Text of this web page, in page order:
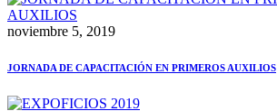
noviembre 5, 2019
JORNADA DE CAPACITACIÓN EN PRIMEROS AUXILIOS